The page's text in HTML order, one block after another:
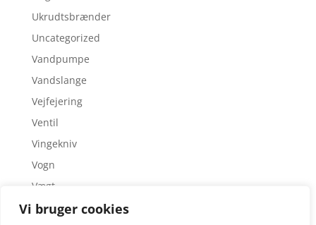
Vi bruger cookies
Ukrudtsbrænder
Uncategorized
Vandpumpe
Vandslange
Vejfejering
Ventil
Vingekniv
Vogn
Vægt
Værktøj